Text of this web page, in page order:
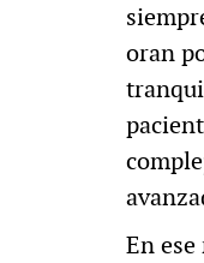
oran
En